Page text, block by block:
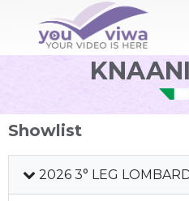
Showlist
2026 3° LEG